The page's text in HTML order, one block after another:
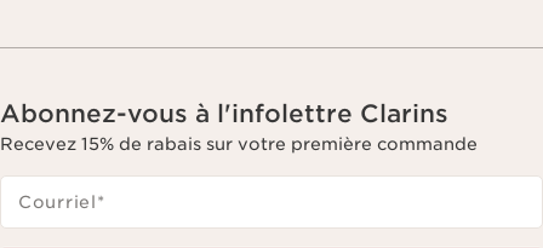
Abonnez-vous à l'infolettre Clarins
Recevez 15% de rabais sur votre première commande
Courriel*